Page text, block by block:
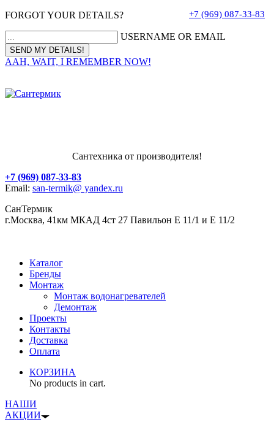
FORGOT YOUR DETAILS?
USERNAME OR EMAIL
AAH, WAIT, I REMEMBER NOW!
+7 (969) 087-33-83
Сантехника от производителя!
+7 (969) 087-33-83
Email: san-termik@ yandex.ru
СанТермик
г.Москва, 41км МКАД 4ст 27 Павильон Е 11/1 и Е 11/2
Каталог
Бренды
Монтаж
Монтаж водонагревателей
Демонтаж
Проекты
Контакты
Доставка
Оплата
КОРЗИНА
No products in cart.
НАШИ
АКЦИИ